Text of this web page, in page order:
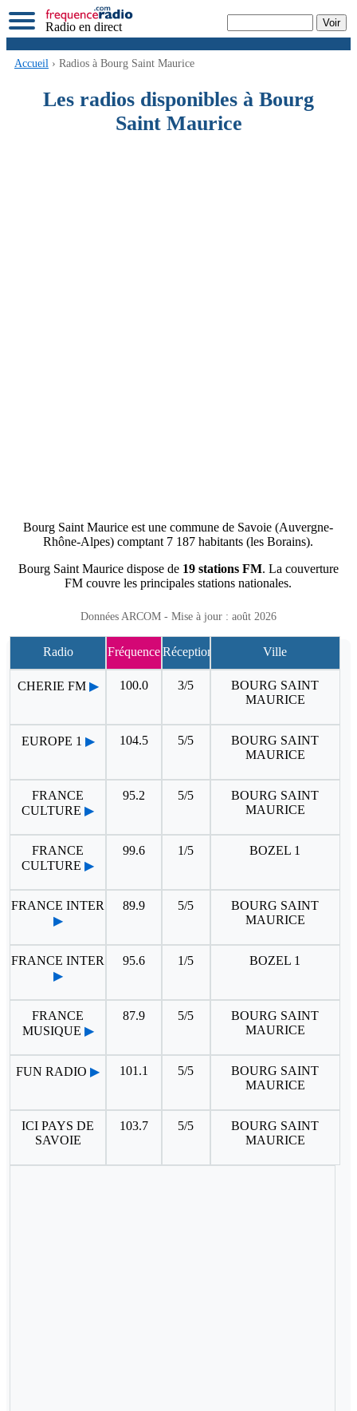
Radio en direct
Accueil › Radios à Bourg Saint Maurice
Les radios disponibles à Bourg
Saint Maurice
Bourg Saint Maurice est une commune de Savoie (Auvergne-
Rhône-Alpes) comptant 7 187 habitants (les Borains).
Bourg Saint Maurice dispose de 19 stations FM. La couverture
FM couvre les principales stations nationales.
Données ARCOM - Mise à jour : août 2026
Radio FréquenceRéception Ville
CHERIE FM ▶ 100.0 3/5
BOURG SAINT
MAURICE
EUROPE 1 ▶ 104.5 5/5
BOURG SAINT
MAURICE
FRANCE
CULTURE ▶
95.2 5/5
BOURG SAINT
MAURICE
FRANCE
CULTURE ▶
99.6 1/5 BOZEL 1
FRANCE INTER
▶
89.9 5/5
BOURG SAINT
MAURICE
FRANCE INTER
▶
95.6 1/5 BOZEL 1
FRANCE
MUSIQUE ▶
87.9 5/5
BOURG SAINT
MAURICE
FUN RADIO ▶ 101.1 5/5
BOURG SAINT
MAURICE
ICI PAYS DE
SAVOIE
103.7 5/5
BOURG SAINT
MAURICE